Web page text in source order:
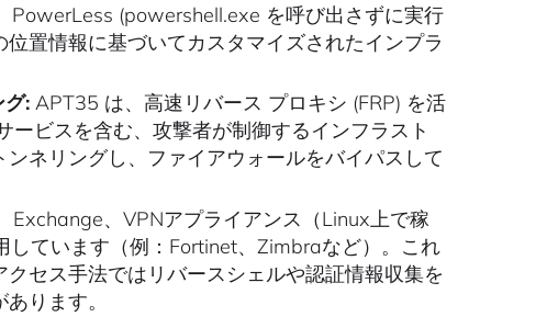
(powershell.exe を呼び出さずに実行
置情報に基づいてカスタマイズされたインプラ
:APT35 は、高速リバース プロキシ (FRP) を活
ビスを含む、攻撃者が制御するインフラスト
ネリングし、ファイアウォールをバイパスして
Exchange、VPNアプライアンス（Linux上で稼
ています（例：Fortinet、Zimbraなど）。これ
セス手法ではリバースシェルや認証情報収集を
ります。